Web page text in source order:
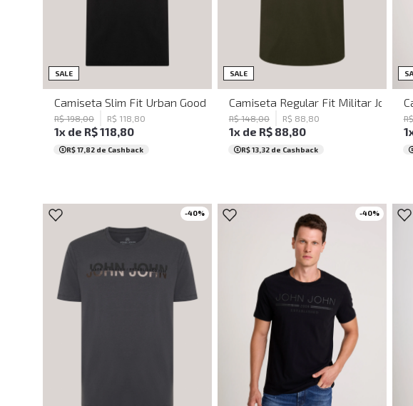
SALE PP M
Camiseta Slim Fit Urban Goodies John John Masculina
R$ 198,00 R$ 118 80
1x de R$118,80
R$ 17,82 de Cashback
SALE M
Camiseta Regular Fit Militar John
R$ 148,00 R$ 88 80
1x de R$ 88,80
R$ 13,32de Cashback
R$
1
-40% -40%